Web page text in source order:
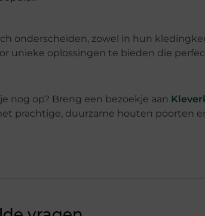
onderscheiden, zowel in hun
unieke oplossingen te bieden die
nog op? Breng een bezoekje aan
prachtige, duurzame houten poorten